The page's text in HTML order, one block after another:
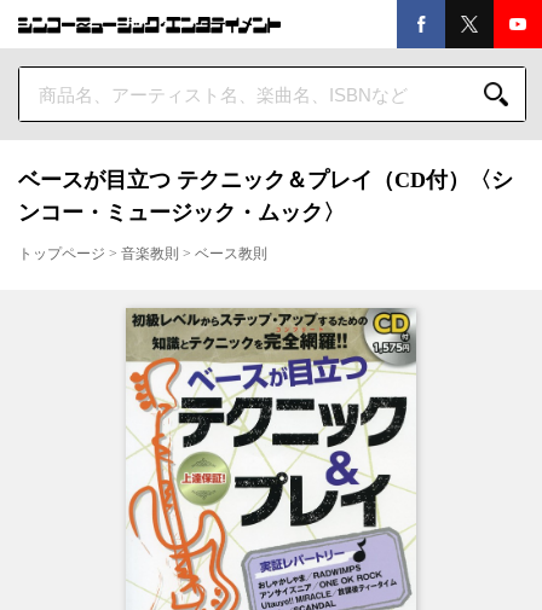
ベースが目立つ テクニック＆プレイ（CD付）〈シ
ンコー・ミュージック・ムック〉
トップページ > 音楽教則 > ベース教則